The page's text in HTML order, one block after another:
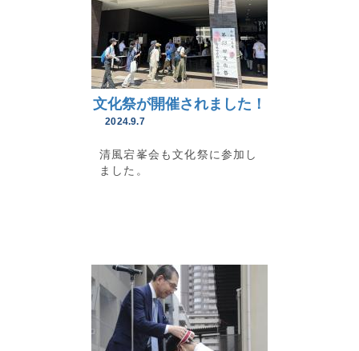
文化祭が開催されました！
2024.9.7
清風宕峯会も文化祭に参加し
ました。